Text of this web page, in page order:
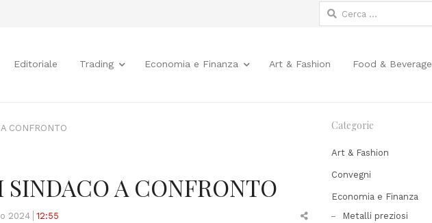
Ricerca
per:
Editoriale Trading Economia e Finanza Art & Fashion Food & Beverage
CONFRONTO
A CONFRONTO
2024 12:55
Share
Categorie
Art & Fashion
Convegni
Economia e Finanza
Metalli preziosi